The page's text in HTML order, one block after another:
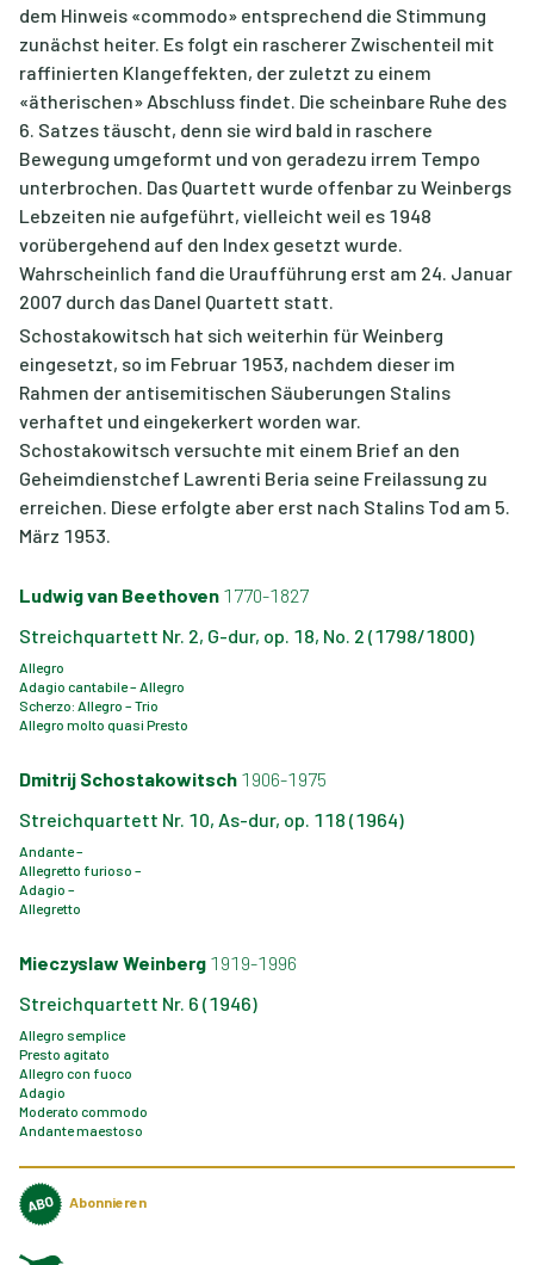
dem Hinweis «commodo» entsprechend die Stimmung
zunächst heiter. Es folgt ein rascherer Zwischenteil mit
raffinierten Klangeffekten, der zuletzt zu einem
«ätherischen» Abschluss findet. Die scheinbare Ruhe des
6. Satzes täuscht, denn sie wird bald in raschere
Bewegung umgeformt und von geradezu irrem Tempo
unterbrochen. Das Quartett wurde offenbar zu Weinbergs
Lebzeiten nie aufgeführt, vielleicht weil es 1948
vorübergehend auf den Index gesetzt wurde.
Wahrscheinlich fand die Uraufführung erst am 24. Januar
2007 durch das Danel Quartett statt.
Schostakowitsch hat sich weiterhin für Weinberg
eingesetzt, so im Februar 1953, nachdem dieser im
Rahmen der antisemitischen Säuberungen Stalins
verhaftet und eingekerkert worden war.
Schostakowitsch versuchte mit einem Brief an den
Geheimdienstchef Lawrenti Beria seine Freilassung zu
erreichen. Diese erfolgte aber erst nach Stalins Tod am 5.
März 1953.
Ludwig van Beethoven 1770-1827
Streichquartett Nr. 2, G-dur, op. 18, No. 2 (1798/1800)
Allegro
Adagio cantabile – Allegro
Scherzo: Allegro – Trio
Allegro molto quasi Presto
Dmitrij Schostakowitsch 1906-1975
Streichquartett Nr. 10, As-dur, op. 118 (1964)
Andante –
Allegretto furioso –
Adagio –
Allegretto
Mieczyslaw Weinberg 1919-1996
Streichquartett Nr. 6 (1946)
Allegro semplice
Presto agitato
Allegro con fuoco
Adagio
Moderato commodo
Andante maestoso
Abonnieren